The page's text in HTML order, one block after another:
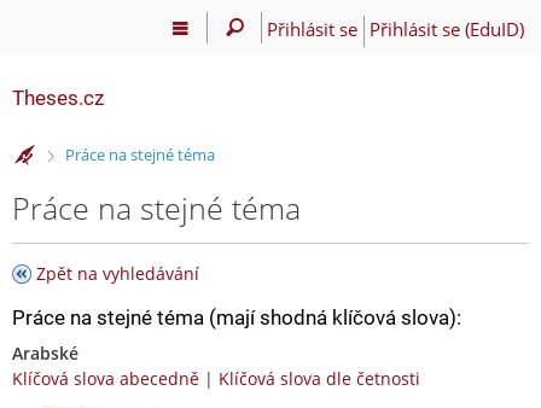
Přihlásit se Přihlásit se (EduID)
Theses.cz
>Práce na stejné téma
Práce na stejné téma
Zpět na vyhledávání
Práce na stejné téma (mají shodná klíčová slova):
Arabské
Klíčová slova abecedně | Klíčová slova dle četnosti